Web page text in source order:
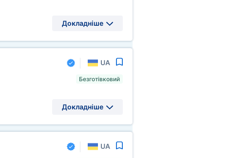
Докладніше
UA
Безготівковий
Докладніше
UA